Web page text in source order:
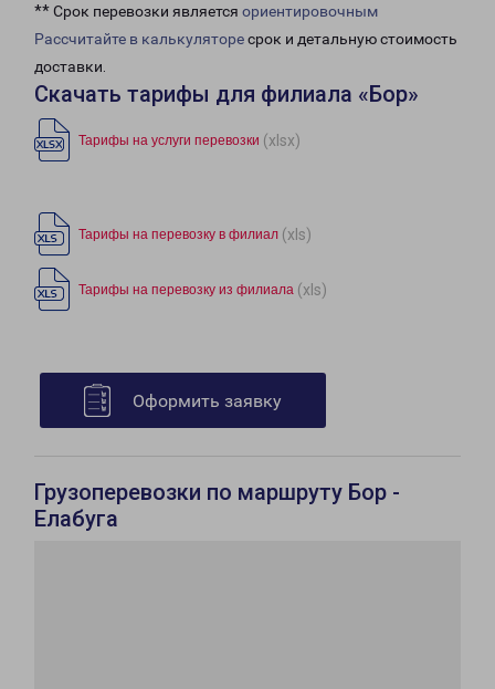
** Срок перевозки является ориентировочным
Рассчитайте в калькуляторесрок и детальную стоимость
доставки.
Скачать тарифы для филиала «Бор»
Тарифы на услуги перевозки (xlsx)
Тарифы на перевозку в филиал (xls)
Тарифы на перевозку из филиала (xls)
Оформить заявку
Грузоперевозки по маршруту Бор -
Елабуга